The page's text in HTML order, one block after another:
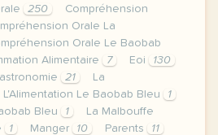
250
Compréhension
Orale La
Orale Le Baobab
Alimentaire 7 Eoi
130
21
La
L'Alimentation Le Baobab Bleu
1
Bleu
1
La Malbouffe
1 Manger 10 Parents
11